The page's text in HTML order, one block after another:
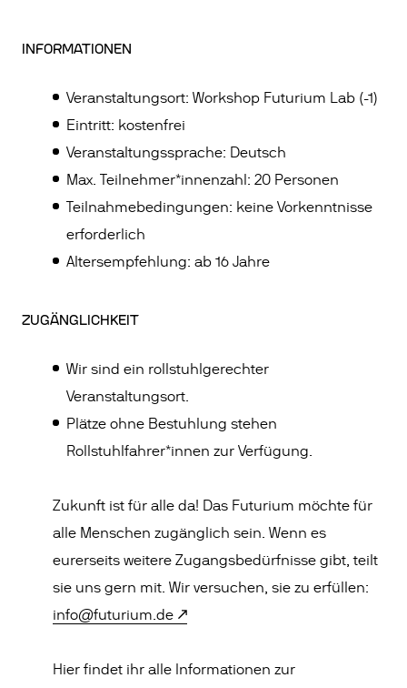
INFORMATIONEN
Veranstaltungsort: Workshop Futurium Lab (-1)
Eintritt: kostenfrei
Veranstaltungssprache: Deutsch
Max. Teilnehmer*innenzahl: 20 Personen
Teilnahmebedingungen: keine Vorkenntnisse
erforderlich
Altersempfehlung: ab 16 Jahre
ZUGÄNGLICHKEIT
Wir sind ein rollstuhlgerechter
Veranstaltungsort.
Plätze ohne Bestuhlung stehen
Rollstuhlfahrer*innen zur Verfügung.
Zukunft ist für alle da! Das Futurium möchte für
alle Menschen zugänglich sein. Wenn es
eurerseits weitere Zugangsbedürfnisse gibt, teilt
sie uns gern mit. Wir versuchen, sie zu erfüllen:
info@futurium.de
Hier findet ihr alle Informationen zur